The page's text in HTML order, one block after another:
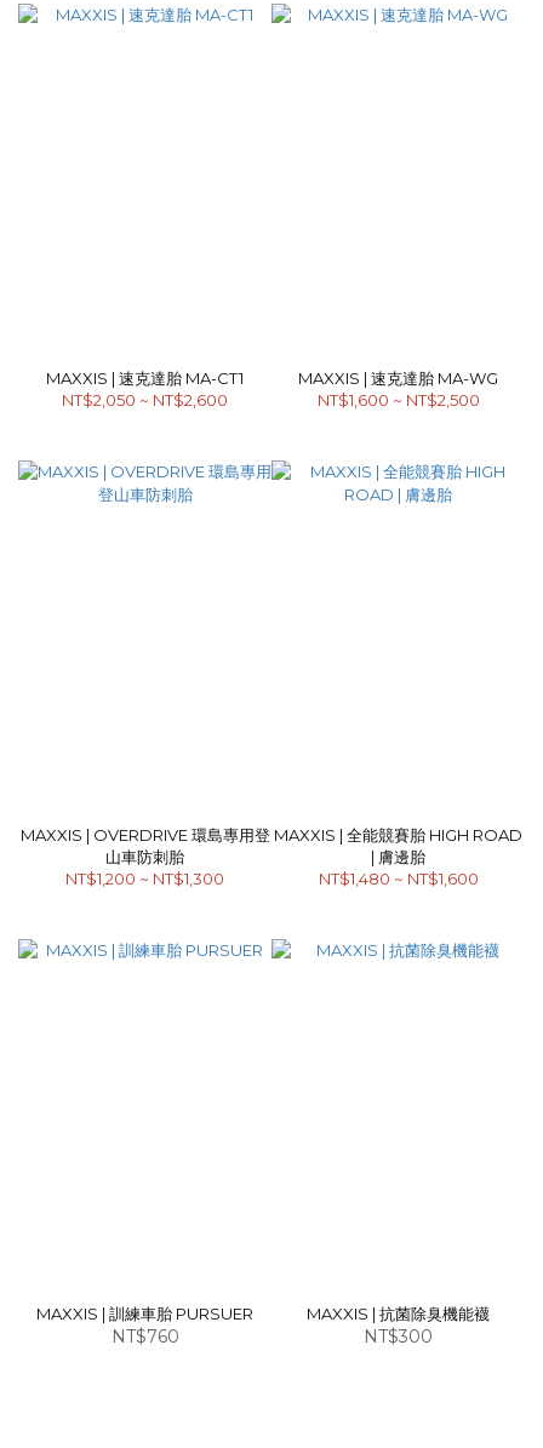
MAXXIS | 速克達胎 MA-CT1
NT$2,050 ~ NT$2,600
MAXXIS | 速克達胎 MA-WG
NT$1,600 ~ NT$2,500
MAXXIS | OVERDRIVE 環島專用登
山車防刺胎
NT$1,200 ~ NT$1,300
MAXXIS | 全能競賽胎 HIGH ROAD
| 膚邊胎
NT$1,480 ~ NT$1,600
MAXXIS | 訓練車胎 PURSUER
NT$760
MAXXIS | 抗菌除臭機能襪
NT$300